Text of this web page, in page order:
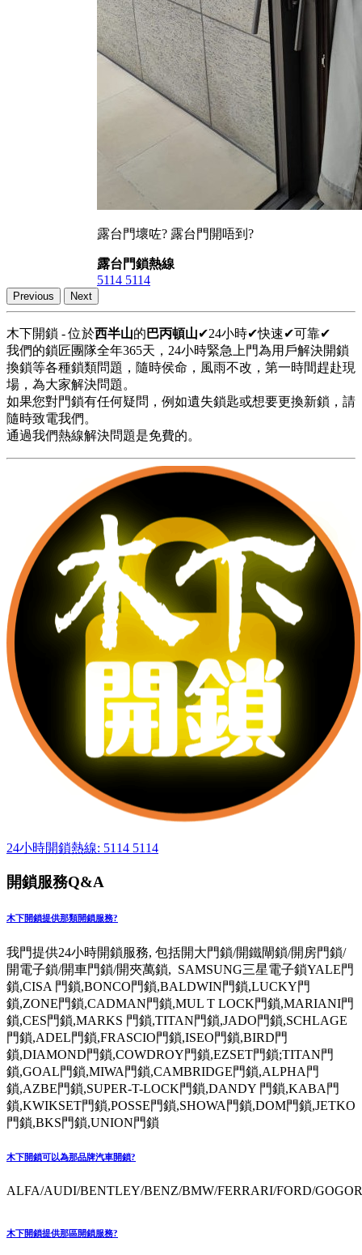
露台門壞咗? 露台門開唔到?
露台門鎖熱線
5114 5114
Previous Next
木下開鎖 - 位於西半山的 巴丙頓山✔24小時✔快速✔可靠✔
我們的鎖匠團隊全年365天，24小時緊急上門為用戶解決開鎖
換鎖等各種鎖類問題，隨時侯命，風雨不改，第一時間趕赴現
場，為大家解決問題。
如果您對門鎖有任何疑問，例如遺失鎖匙或想要更換新鎖，請
隨時致電我們。
通過我們熱線解決問題是免費的。
24小時開鎖熱線: 5114 5114
開鎖服務Q&A
木下開鎖提供那類開鎖服務?
我門提供24小時開鎖服務, 包括開大門鎖/開鐵閘鎖/開房門鎖/
開電子鎖/開車門鎖/開夾萬鎖, SAMSUNG三星電子鎖YALE門
鎖,CISA 門鎖,BONCO門鎖,BALDWIN門鎖,LUCKY門
鎖,ZONE門鎖,CADMAN門鎖,MUL T LOCK門鎖,MARIANI門
鎖,CES門鎖,MARKS 門鎖,TITAN門鎖,JADO門鎖,SCHLAGE
門鎖,ADEL門鎖,FRASCIO門鎖,ISEO門鎖,BIRD門
鎖,DIAMOND門鎖,COWDROY門鎖,EZSET門鎖;TITAN門
鎖,GOAL門鎖,MIWA門鎖,CAMBRIDGE門鎖,ALPHA門
鎖,AZBE門鎖,SUPER-T-LOCK門鎖,DANDY 門鎖,KABA門
鎖,KWIKSET門鎖,POSSE門鎖,SHOWA門鎖,DOM門鎖,JETKO
門鎖,BKS門鎖,UNION門鎖
木下開鎖可以為那品牌汽車開鎖?
ALFA/AUDI/BENTLEY/BENZ/BMW/FERRARI/FORD/
木下開鎖提供那區開鎖服務?